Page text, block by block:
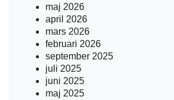
maj 2026
april 2026
mars 2026
februari 2026
september 2025
juli 2025
juni 2025
maj 2025